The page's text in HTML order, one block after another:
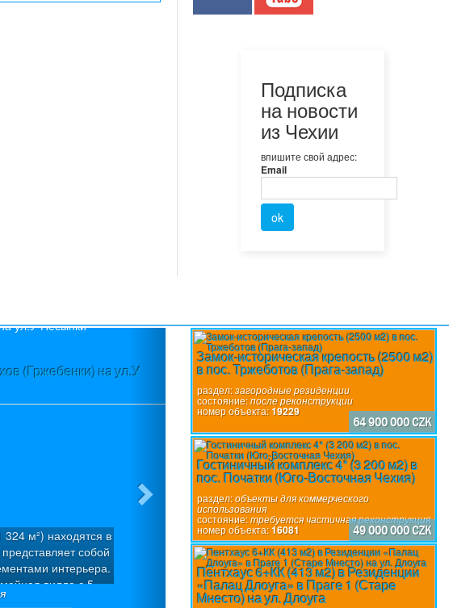
Подписка
на новости
из Чехии
впишите свой адрес:
Email
(Гржебенки) на ул.У
м²) находятся в
собой
интерьера.
вилла с 5
реконструкция.
Участок (3580 м2) в пос.Вшеноры
раздел:строительные участки
Участок с уклоном (3580 м2), который
участка под застройку с общей
пос.Вшеноры (Прага-запад). Имеется
вилл «Панорама Вшеноры» с
домов: Вилла «Х» (6/7+1): Площадь
Замок-историческая крепость (2500 м2)
в пос. Тржеботов (Прага-запад)
раздел:загородные резиденции
состояние:после реконструкции
номер объекта:19229
64 900 000 CZK
Гостиничный комплекс 4* (3 200 м2) в
пос. Початки (Юго-Восточная Чехия)
раздел:объекты для коммерческого
использования
состояние:требуется частичная реконструкция
номер объекта:16081 49 000 000 CZK
Пентхаус 6+КК (413 м2) в Резиденции
«Палац Длоуга» в Праге 1 (Старе
Мнесто) на ул. Длоуга